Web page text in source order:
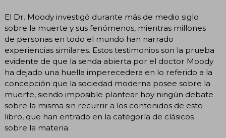
El Dr. Moody investigó durante más de medio siglo
sobre la muerte y sus fenómenos, mientras millones
de personas en todo el mundo han narrado
experiencias similares. Estos testimonios son la prueba
evidente de que la senda abierta por el doctor Moody
ha dejado una huella imperecedera en lo referido a la
concepción que la sociedad moderna posee sobre la
muerte, siendo imposible plantear hoy ningún debate
sobre la misma sin recurrir a los contenidos de este
libro, que han entrado en la categoría de clásicos
sobre la materia.